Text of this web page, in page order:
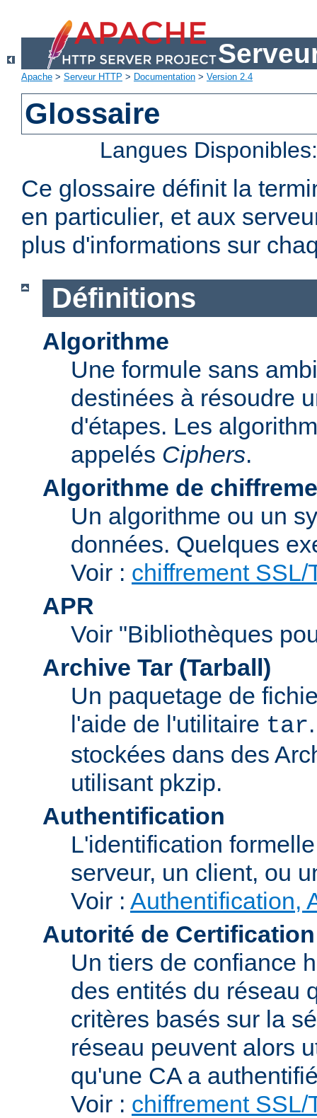
Apache > Serveur HTTP > Documentation > Version 2.4
Glossaire
Langues
Ce glossaire définit la
en particulier, et aux
plus d'informations sur
Définitions
Algorithme
Une formule sans
destinées à résoudre
d'étapes. Les
appelés Ciphers.
Algorithme de
Un algorithme ou un
données. Quelques
Voir : chiffrement SSL/
APR
Voir "Bibliothèques
Archive Tar (Tarball)
Un paquetage de
l'aide de l'utilitaire tar
stockées dans des
utilisant pkzip.
Authentification
L'identification
serveur, un client, ou
Voir : Authentification,
Autorité de
Un tiers de confiance
des entités du réseau
critères basés sur la
réseau peuvent alors
qu'une CA a
Voir : chiffrement SSL/